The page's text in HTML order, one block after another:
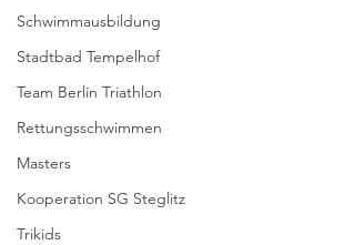
Schwimmausbildung
Stadtbad Tempelhof
Team Berlin Triathlon
Rettungsschwimmen
Masters
Kooperation SG Steglitz
Trikids